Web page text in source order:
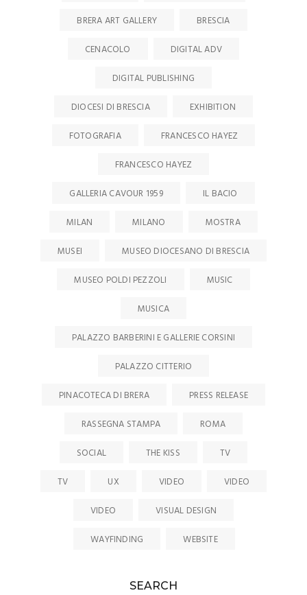
BRERA ART GALLERY
BRESCIA
CENACOLO
DIGITAL ADV
DIGITAL PUBLISHING
DIOCESI DI BRESCIA
EXHIBITION
FOTOGRAFIA
FRANCESCO HAYEZ
FRANCESCO HAYEZ
GALLERIA CAVOUR 1959
IL BACIO
MILAN
MILANO
MOSTRA
MUSEI
MUSEO DIOCESANO DI BRESCIA
MUSEO POLDI PEZZOLI
MUSIC
MUSICA
PALAZZO BARBERINI E GALLERIE CORSINI
PALAZZO CITTERIO
PINACOTECA DI BRERA
PRESS RELEASE
RASSEGNA STAMPA
ROMA
SOCIAL
THE KISS
TV
TV
UX VIDEO
VIDEO
VIDEO
VISUAL DESIGN
WAYFINDING
WEBSITE
SEARCH